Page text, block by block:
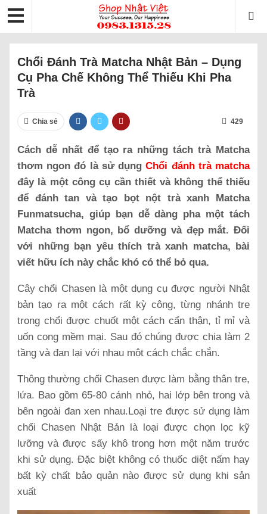
Chổi Đánh Trà Matcha Nhật Bản – Dụng
Cụ Pha Chế Không Thể Thiếu Khi Pha
Trà
Chia sẻ 429
Cách dễ nhất để tạo ra những tách trà Matcha
thơm ngon đó là sử dụngChổi đánh trà matcha
đây là một công cụ cần thiết và không thể thiếu
để đánh tan và tạo bọt nột trà xanh Matcha
Funmatsucha, giúp bạn dễ dàng pha một tách
Matcha thơm ngon, bổ dưỡng và đẹp mắt. Đối
với những bạn yêu thích trà xanh matcha, bài
viết hữu ích này chắc khó có thể bỏ qua.
Cây chổi Chasen là một dụng cụ được người Nhật
bản tạo ra một cách rất kỳ công, từng nhánh tre
trong chổi được chuốt một cách cẩn thận, tỉ mỉ và
uốn cong mềm mại. Sau đó chúng được chia làm 2
tầng và đan lại với nhau một cách chắc chắn.
Thông thường chổi Chasen được làm bằng thân tre,
lứa. Bao gồm 65-80 cánh nhỏ, hai lớp bên trong và
bên ngoài đan xen nhau.Loại tre được sử dụng làm
chổi Chasen Nhật Bản là loại được chọn lọc kỹ
lưỡng và được sấy khô trong hơn một năm trước
khi sử dụng. Đặc biệt không có thuốc diệt nấm hay
bất kỳ chất bảo quản nào được sử dụng khi sản
xuất